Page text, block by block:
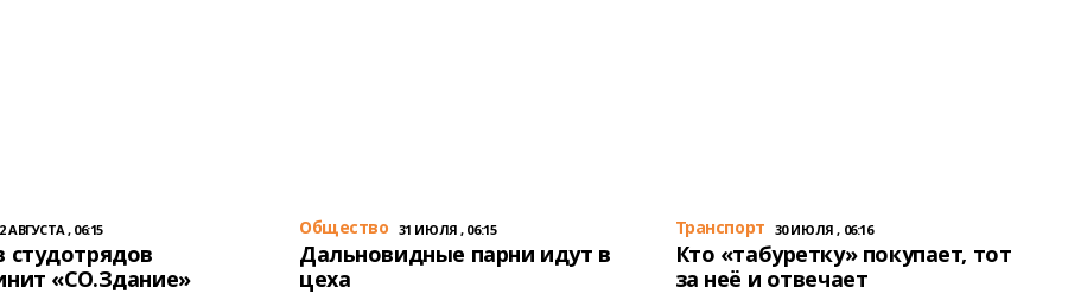
2 АВГУСТА , 06:15
студотрядов
«СО.Здание»
Общество 31 ИЮЛЯ , 06:15
Дальновидные парни идут в
цеха
Транспорт 30 ИЮЛЯ , 06:16
Кто «табуретку» покупает, тот
за неё и отвечает